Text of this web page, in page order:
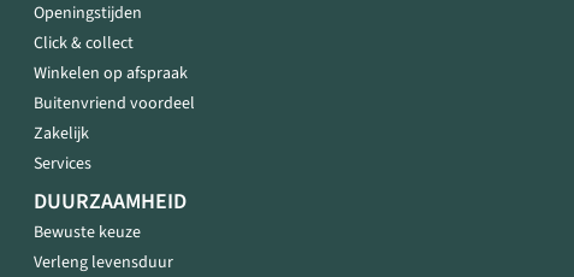
Openingstijden
Click & collect
Winkelen op afspraak
Buitenvriend voordeel
Zakelijk
Services
DUURZAAMHEID
Bewuste keuze
Verleng levensduur